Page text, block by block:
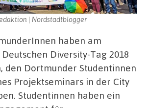
| Nordstadtblogger
haben am
Diversity-Tag 2018
den Dortmunder Studentinnen
Projektseminars in der City
Studentinnen haben ein